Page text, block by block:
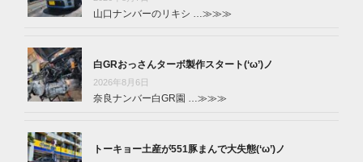
山口ナンバーのリキシ … ≫≫≫
白GRおっさんターボ製作スタート(‘ω’)ノ
2026年8月6日
奈良ナンバー白GR園 … ≫≫≫
トーキョー土産が551豚まんで大失態(‘ω’)ノ